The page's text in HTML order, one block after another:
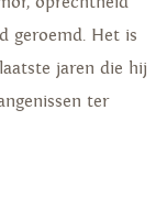
geroemd. Het is
jaren die hij
ter